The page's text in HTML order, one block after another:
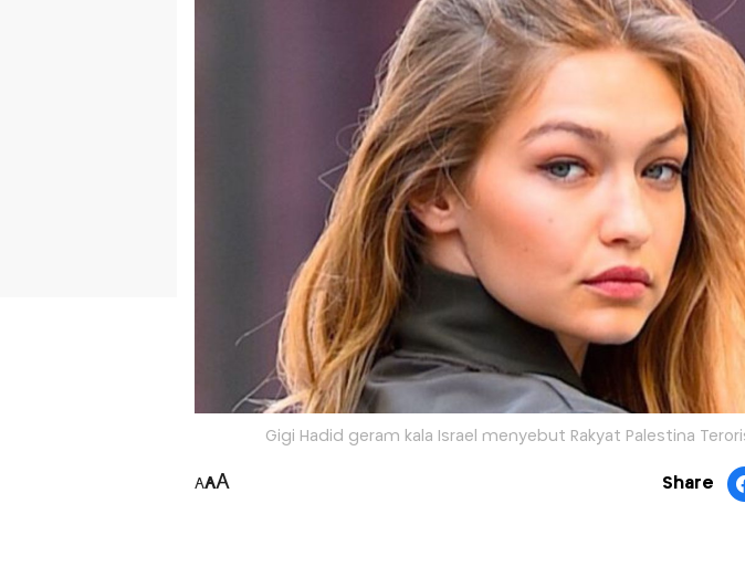
Gigi Hadid geram kala Israel menyebut Rakyat Palestina
AAA Share